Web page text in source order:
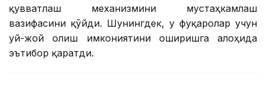
қувватлаш механизмини мустаҳкамлаш
вазифасини қўйди. Шунингдек, у фуқаролар учун
уй-жой олиш имкониятини оширишга алоҳида
эътибор қаратди.